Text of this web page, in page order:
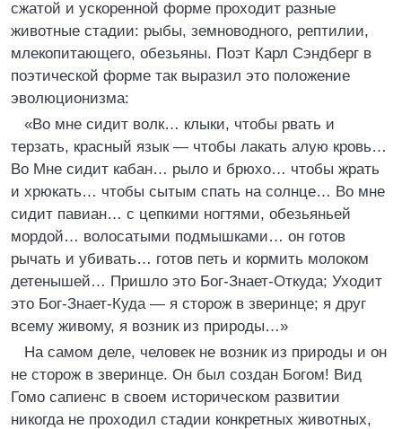
сжатой и ускоренной форме проходит разные
животные стадии: рыбы, земноводного, рептилии,
млекопитающего, обезьяны. Поэт Карл Сэндберг в
поэтической форме так выразил это положение
эволюционизма:
«Во мне сидит волк… клыки, чтобы рвать и
терзать, красный язык — чтобы лакать алую кровь…
Во Мне сидит кабан… рыло и брюхо… чтобы жрать
и хрюкать… чтобы сытым спать на солнце… Во мне
сидит павиан… с цепкими ногтями, обезьяньей
мордой… волосатыми подмышками… он готов
рычать и убивать… готов петь и кормить молоком
детенышей… Пришло это Бог-Знает-Откуда; Уходит
это Бог-Знает-Куда — я сторож в зверинце; я друг
всему живому, я возник из природы…»
На самом деле, человек не возник из природы и он
не сторож в зверинце. Он был создан Богом! Вид
Гомо сапиенс в своем историческом развитии
никогда не проходил стадии конкретных животных,